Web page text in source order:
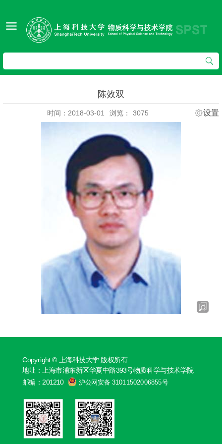
陈效双
时间：2018-03-01 浏览： 3075 设置
Copyright © 上海科技大学 版权所有
地址：上海市浦东新区华夏中路393号物质科学与技术学院
邮编：201210
沪公网安备 31011502006855号